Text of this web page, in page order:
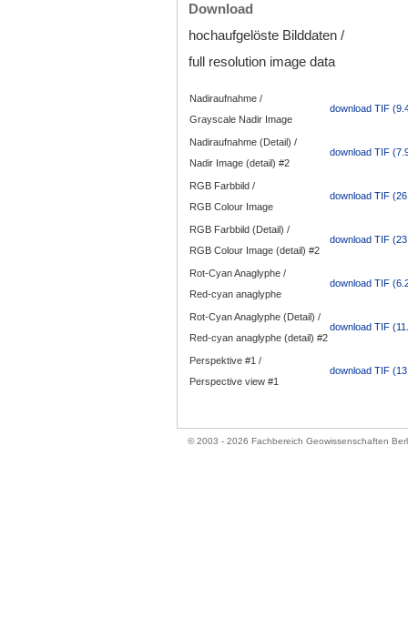
Download
hochaufgelöste Bilddaten /
full resolution image data
Nadiraufnahme /
Grayscale Nadir Image
download TIF
Nadiraufnahme (Detail) /
Nadir Image (detail) #2
download TIF
RGB Farbbild /
RGB Colour Image
download TIF
RGB Farbbild (Detail) /
RGB Colour Image (detail) #2
download TIF
Rot-Cyan Anaglyphe /
Red-cyan anaglyphe
download TIF
Rot-Cyan Anaglyphe (Detail) /
Red-cyan anaglyphe (detail) #2
download TIF
Perspektive #1 /
Perspective view #1
download TIF
© 2003 - 2026 Fachbereich Geowissenschaften